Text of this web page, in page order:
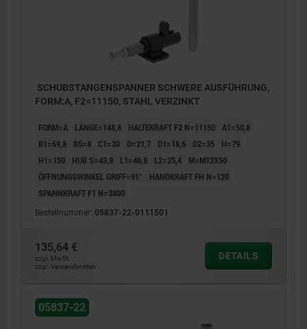
SCHUBSTANGENSPANNER SCHWERE AUSFÜHRUNG,
FORM:A, F2=11150, STAHL VERZINKT
FORM=A LÄNGE=148,8 HALTEKRAFT F2 N=11150 A1=50,8
B1=69,8
B5=8 C1=30 D=21,7 D1=18,6 D2=35
H=79
H1=150
HUB S=43,8 L1=46,8 L2=25,4
M=M12X50
ÖFFNUNGSWINKEL GRIFF=91°
HANDKRAFT FH N=120
SPANNKRAFT F1 N=3800
Bestellnummer: 05837-22-0111501
135,64 €
zzgl. MwSt.
zzgl. Versandkosten
DETAILS
05837-22